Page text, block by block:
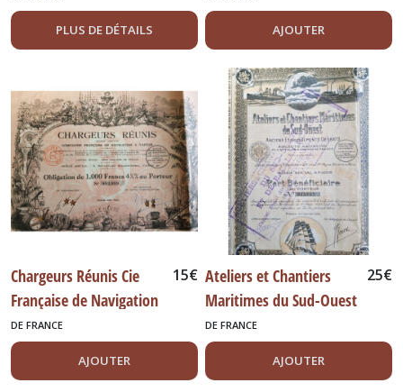
PLUS DE DÉTAILS AJOUTER
Chargeurs Réunis Cie
Française de Navigation
à Vapeur. 1919
15€
DE FRANCE
AJOUTER
Ateliers et Chantiers
Maritimes du Sud-Ouest
25€
DE FRANCE
AJOUTER